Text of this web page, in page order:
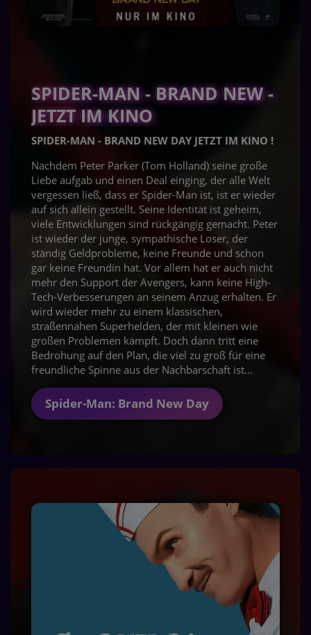
SPIDER-MAN - BRAND NEW -
JETZT IM KINO
SPIDER-MAN - BRAND NEW DAY JETZT IM KINO !
Nachdem Peter Parker (Tom Holland) seine große
Liebe aufgab und einen Deal einging, der alle Welt
vergessen ließ, dass er Spider-Man ist, ist er wieder
auf sich allein gestellt. Seine Identität ist geheim,
viele Entwicklungen sind rückgängig gemacht. Peter
ist wieder der junge, sympathische Loser, der
ständig Geldprobleme, keine Freunde und schon
gar keine Freundin hat. Vor allem hat er auch nicht
mehr den Support der Avengers, kann keine High-
Tech-Verbesserungen an seinem Anzug erhalten. Er
wird wieder mehr zu einem klassischen,
straßennahen Superhelden, der mit kleinen wie
großen Problemen kämpft. Doch dann tritt eine
Bedrohung auf den Plan, die viel zu groß für eine
freundliche Spinne aus der Nachbarschaft ist...
Spider-Man: Brand New Day